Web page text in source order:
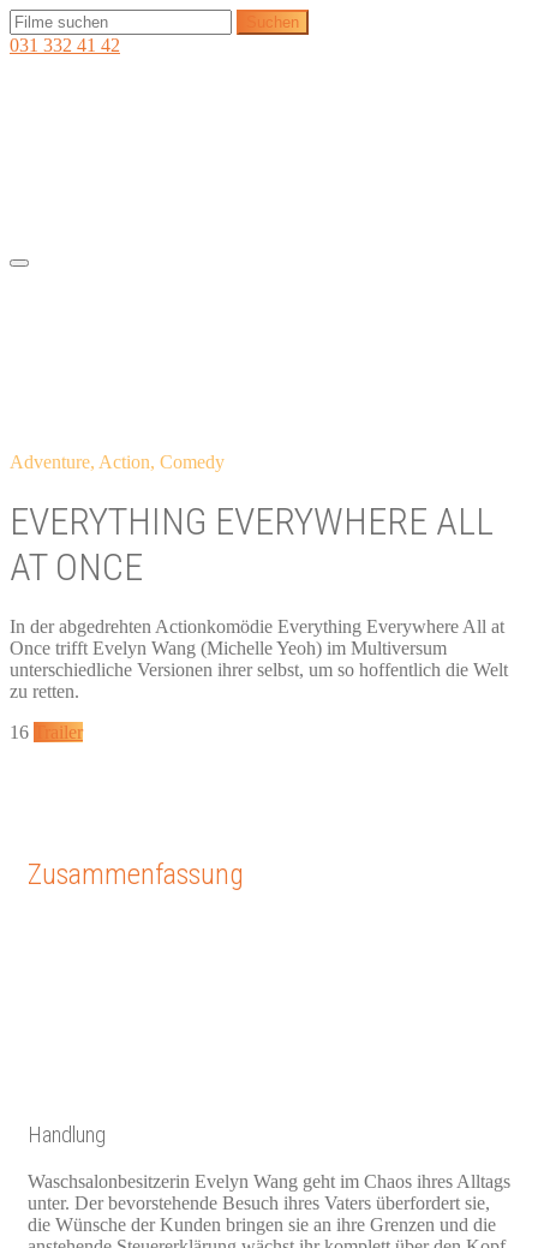
031 332 41 42
Adventure, Action, Comedy
EVERYTHING EVERYWHERE ALL
AT ONCE
In der abgedrehten Actionkomödie Everything Everywhere All at
Once trifft Evelyn Wang (Michelle Yeoh) im Multiversum
unterschiedliche Versionen ihrer selbst, um so hoffentlich die Welt
zu retten.
16
Trailer
Zusammenfassung
Handlung
Waschsalonbesitzerin Evelyn Wang geht im Chaos ihres Alltags
unter. Der bevorstehende Besuch ihres Vaters überfordert sie,
die Wünsche der Kunden bringen sie an ihre Grenzen und die